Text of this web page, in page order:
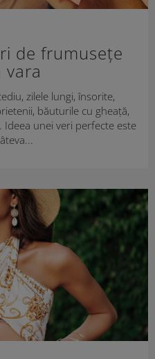
de frumusețe
vara
zilele lungi, însorite,
băuturile cu gheață,
unei veri perfecte este